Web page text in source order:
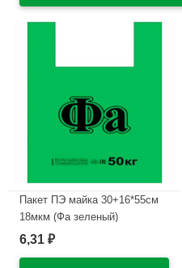
Пакет ПЭ майка 30+16*55см
18мкм (Фа зеленый)
В наличии
6,31 ₽